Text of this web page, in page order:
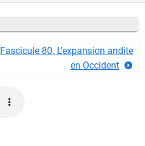
Fascicule 80. L’expansion andite
en Occident